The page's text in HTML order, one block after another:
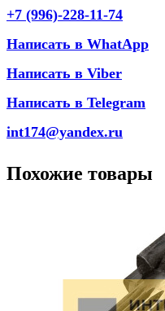
+7 (996)-228-11-74
Написать в WhatApp
Написать в Viber
Написать в Telegram
int174@yandex.ru
Похожие товары